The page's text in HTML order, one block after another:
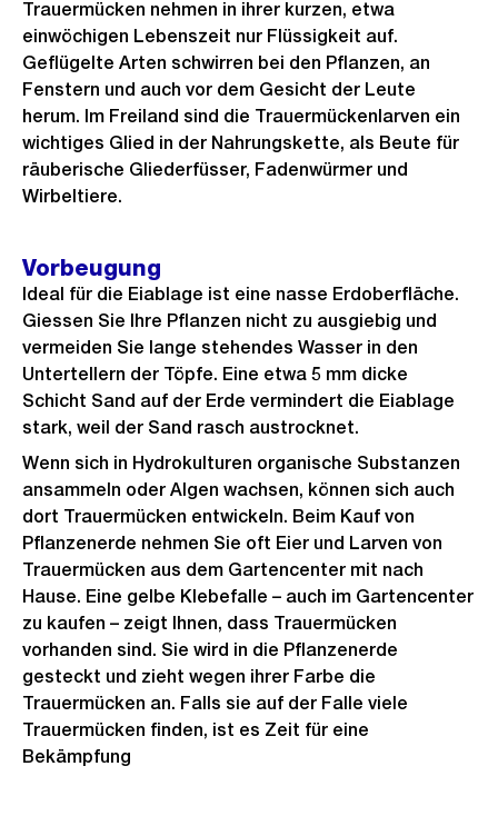
Trauermücken nehmen in ihrer kurzen, etwa
einwöchigen Lebenszeit nur Flüssigkeit auf.
Geflügelte Arten schwirren bei den Pflanzen, an
Fenstern und auch vor dem Gesicht der Leute
herum. Im Freiland sind die Trauermückenlarven ein
wichtiges Glied in der Nahrungskette, als Beute für
räuberische Gliederfüsser, Fadenwürmer und
Wirbeltiere.
Vorbeugung
Ideal für die Eiablage ist eine nasse Erdoberfläche.
Giessen Sie Ihre Pflanzen nicht zu ausgiebig und
vermeiden Sie lange stehendes Wasser in den
Untertellern der Töpfe. Eine etwa 5 mm dicke
Schicht Sand auf der Erde vermindert die Eiablage
stark, weil der Sand rasch austrocknet.
Wenn sich in Hydrokulturen organische Substanzen
ansammeln oder Algen wachsen, können sich auch
dort Trauermücken entwickeln. Beim Kauf von
Pflanzenerde nehmen Sie oft Eier und Larven von
Trauermücken aus dem Gartencenter mit nach
Hause. Eine gelbe Klebefalle – auch im Gartencenter
zu kaufen – zeigt Ihnen, dass Trauermücken
vorhanden sind. Sie wird in die Pflanzenerde
gesteckt und zieht wegen ihrer Farbe die
Trauermücken an. Falls sie auf der Falle viele
Trauermücken finden, ist es Zeit für eine
Bekämpfung